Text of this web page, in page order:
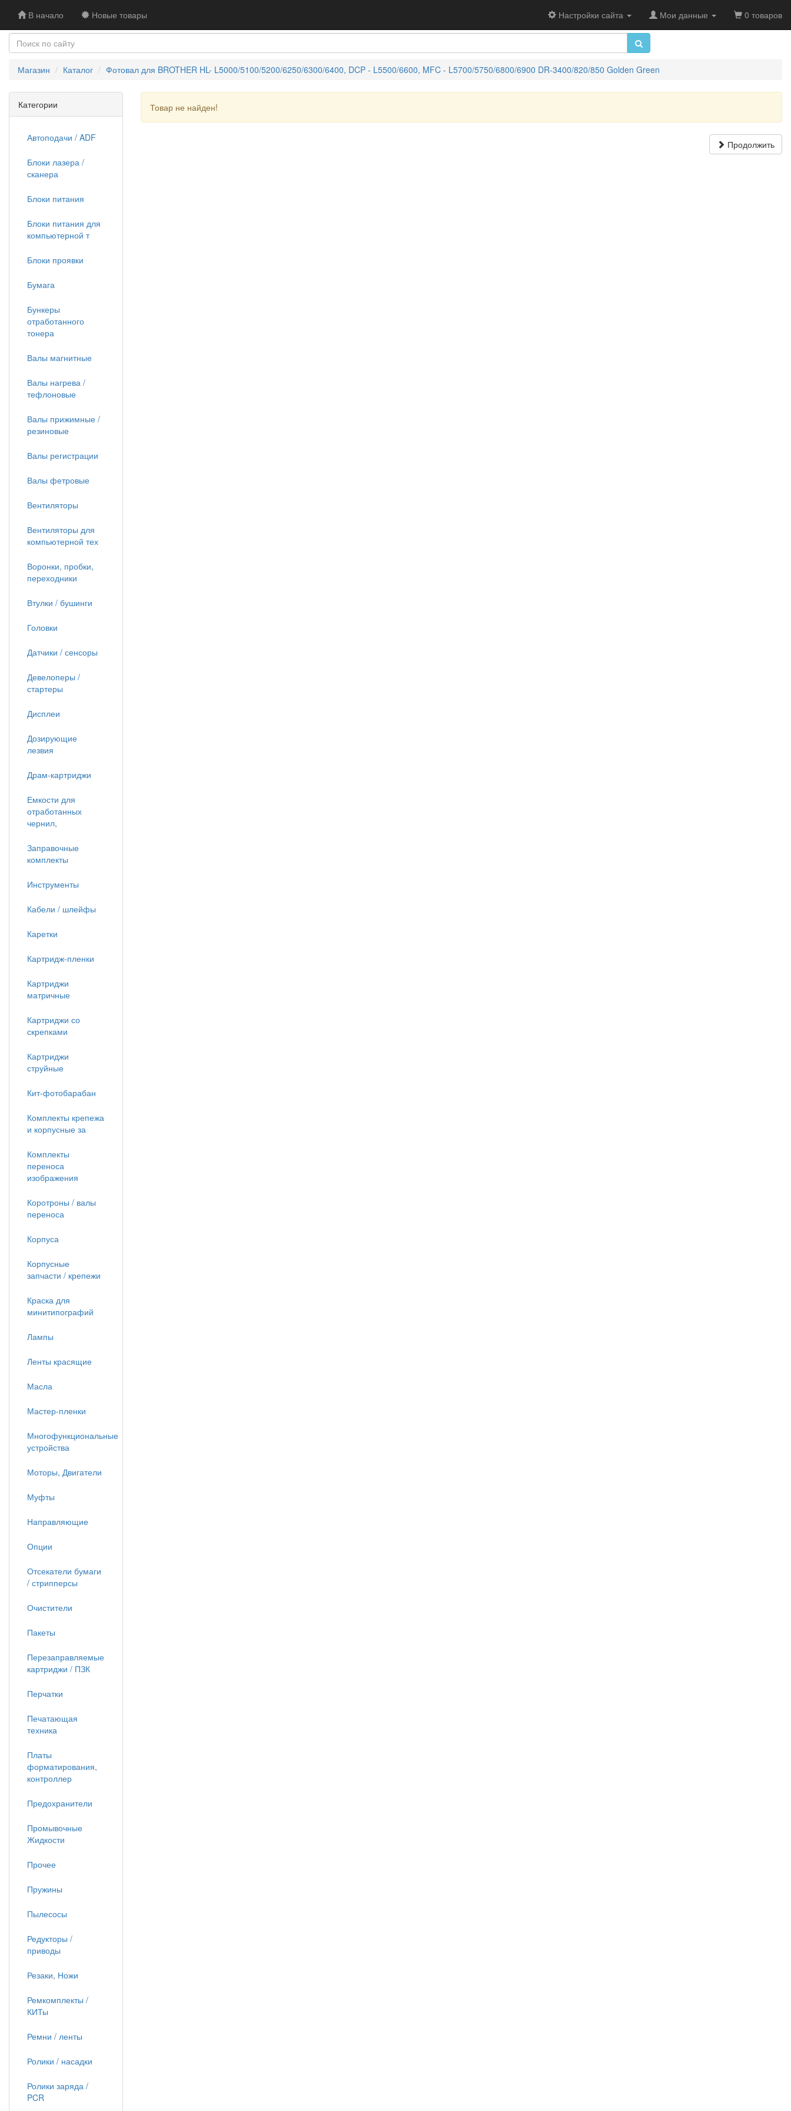
В начало Новые товары Настройки сайта Мои данные 0 товаров
Магазин Каталог Фотовал для BROTHER HL- L5000/5100/5200/6250/6300/6400, DCP - L5500/6600, MFC - L5700/5750/6800/6900 DR-3400/820/850 Golden Green
Товар не найден!
Продолжить
Категории
Автоподачи / ADF
Блоки лазера /
сканера
Блоки питания
Блоки питания для
компьютерной т
Блоки проявки
Бумага
Бункеры
отработанного
тонера
Валы магнитные
Валы нагрева /
тефлоновые
Валы прижимные /
резиновые
Валы регистрации
Валы фетровые
Вентиляторы
Вентиляторы для
компьютерной тех
Воронки, пробки,
переходники
Втулки / бушинги
Головки
Датчики / сенсоры
Девелоперы /
стартеры
Дисплеи
Дозирующие
лезвия
Драм-картриджи
Емкости для
отработанных
чернил,
Заправочные
комплекты
Инструменты
Кабели / шлейфы
Каретки
Картридж-пленки
Картриджи
матричные
Картриджи со
скрепками
Картриджи
струйные
Кит-фотобарабан
Комплекты крепежа
и корпусные за
Комплекты
переноса
изображения
Коротроны / валы
переноса
Корпуса
Корпусные
запчасти / крепежи
Краска для
минитипографий
Лампы
Ленты красящие
Масла
Мастер-пленки
Многофункциональные
устройства
Моторы, Двигатели
Муфты
Направляющие
Опции
Отсекатели бумаги
/ стрипперсы
Очистители
Пакеты
Перезаправляемые
картриджи / ПЗК
Перчатки
Печатающая
техника
Платы
форматирования,
контроллер
Предохранители
Промывочные
Жидкости
Прочее
Пружины
Пылесосы
Редукторы /
приводы
Резаки, Ножи
Ремкомплекты /
КИТы
Ремни / ленты
Ролики / насадки
Ролики заряда /
PCR